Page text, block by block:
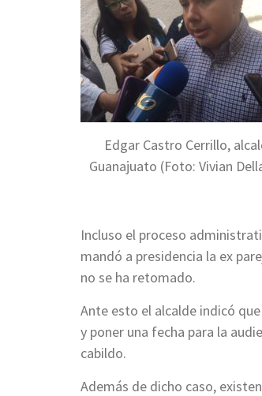
Edgar Castro Cerrillo,
Guanajuato (Foto: Vivian
Incluso el proceso
mandó a presidencia la ex
no se ha retomado.
Ante esto el alcalde indicó
y poner una fecha para la
cabildo.
Además de dicho caso,